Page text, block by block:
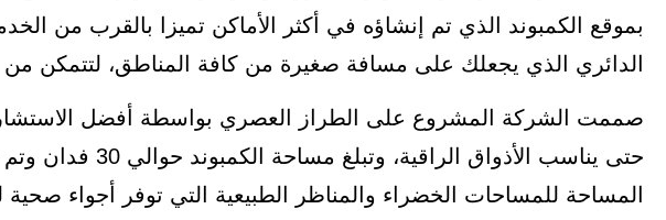
بموقع الكمبوند الذي تم إنشاؤه في أكثر الأماكن تميزا بالقرب من
الدائري الذي يجعلك على مسافة صغيرة من كافة المناطق، لتتمكن
صممت الشركة المشروع على الطراز العصري بواسطة أفضل
المساحة للمساحات الخضراء والمناظر الطبيعية التي توفر أجواء